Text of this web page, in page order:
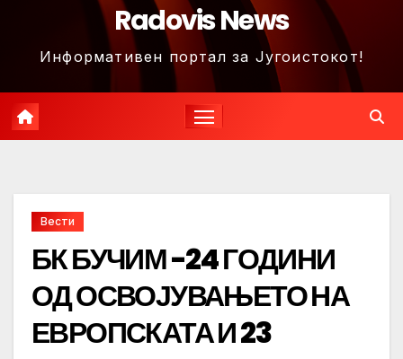
Radovis News
Информативен портал за Југоистокот!
Вести
БК БУЧИМ -24 ГОДИНИ
ОД ОСВОЈУВАЊЕТО НА
ЕВРОПСКАТА И 23